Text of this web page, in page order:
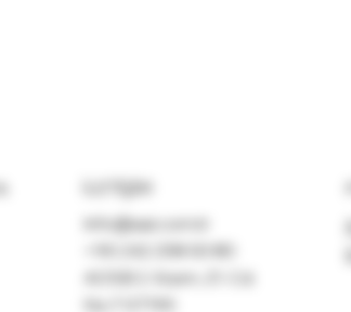
Info@aai.com.tr
AOSB 2. Kısım, 21. Cd.